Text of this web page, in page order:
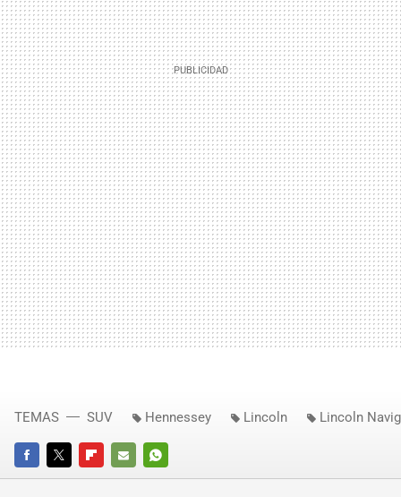
FACEBOOKTWITTERFLIPBOARD
E-
WHATSAPP
TEMAS SUV Hennessey Lincoln Lincoln